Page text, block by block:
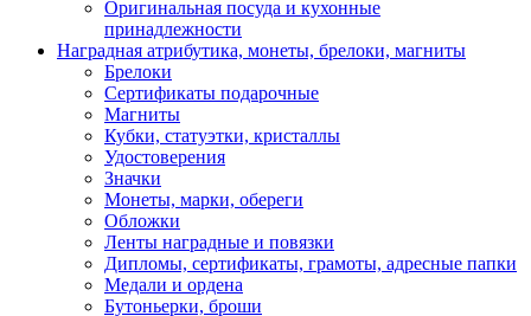
Оригинальная посуда и кухонные
принадлежности
Наградная атрибутика, монеты, брелоки, магниты
Брелоки
Сертификаты подарочные
Магниты
Кубки, статуэтки, кристаллы
Удостоверения
Значки
Монеты, марки, обереги
Обложки
Ленты наградные и повязки
Дипломы, сертификаты, грамоты, адресные папки
Медали и ордена
Бутоньерки, броши